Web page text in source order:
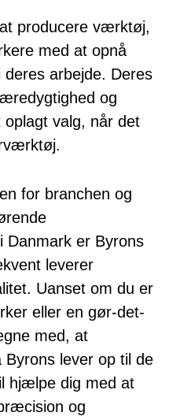
producere værktøj,
med at opnå
arbejde. Deres
og
valg, når det
for branchen og
er Byrons
leverer
Uanset om du er
eller en gør-det-
med, at
lever op til de
hjælpe dig med at
og